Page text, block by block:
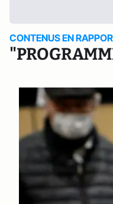
CONTENUS EN